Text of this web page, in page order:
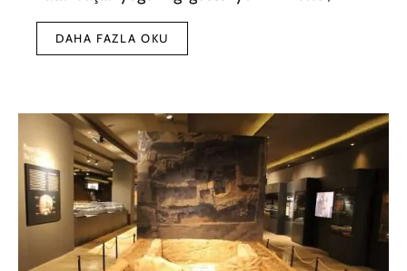
DAHA FAZLA OKU